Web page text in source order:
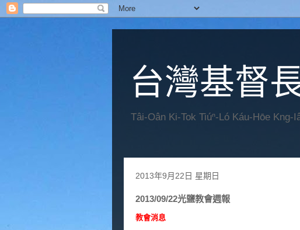
台灣基督
Tâi-Oân Ki-Tok Tiúⁿ-Ló Káu-Hōe
2013年9月22日 星期日
2013/09/22光鹽教會週報
教會消息